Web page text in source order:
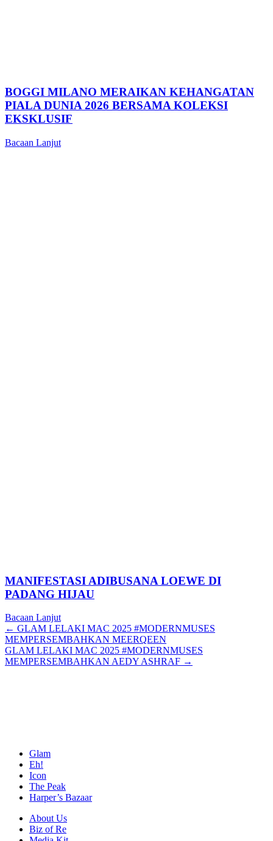
BOGGI MILANO MERAIKAN KEHANGATAN
PIALA DUNIA 2026 BERSAMA KOLEKSI
EKSKLUSIF
Bacaan Lanjut
MANIFESTASI ADIBUSANA LOEWE DI
PADANG HIJAU
Bacaan Lanjut
Posts
navigation
← GLAM LELAKI MAC 2025 #MODERNMUSES
MEMPERSEMBAHKAN MEERQEEN
GLAM LELAKI MAC 2025 #MODERNMUSES
MEMPERSEMBAHKAN AEDY ASHRAF →
Glam
Eh!
Icon
The Peak
Harper’s Bazaar
About Us
Biz of Re